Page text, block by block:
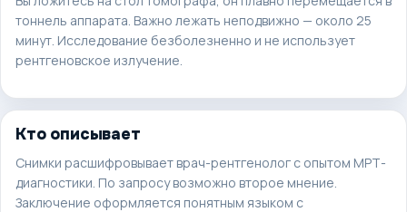
тоннель аппарата. Важно лежать неподвижно — около 25
минут. Исследование безболезненно и не использует
рентгеновское излучение.
Кто описывает
Снимки расшифровывает врач-рентгенолог с опытом МРТ-
диагностики. По запросу возможно второе мнение.
Заключение оформляется понятным языком с